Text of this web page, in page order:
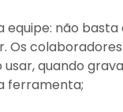
equipe: não basta
Os
quando
ferramenta;